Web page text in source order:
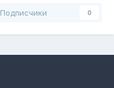
Подписчики 0